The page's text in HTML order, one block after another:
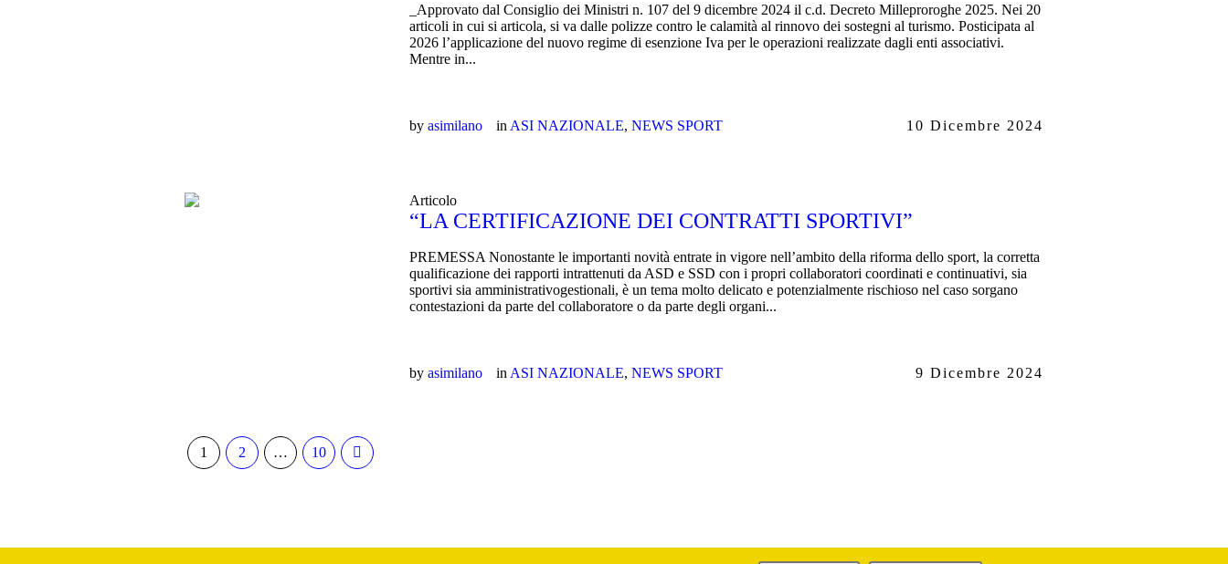
_Approvato dal Consiglio dei Ministri n. 107 del 9 dicembre 2024 il c.d. Decreto Milleproroghe 2025. Nei 20
articoli in cui si articola, si va dalle polizze contro le calamità al rinnovo dei sostegni al turismo. Posticipata al
2026 l’applicazione del nuovo regime di esenzione Iva per le operazioni realizzate dagli enti associativi.
Mentre in...
byasimilano in ASI NAZIONALE,NEWS SPORT 10 Dicembre 2024
Articolo
“LA CERTIFICAZIONE DEI CONTRATTI SPORTIVI”
PREMESSA Nonostante le importanti novità entrate in vigore nell’ambito della riforma dello sport, la corretta
qualificazione dei rapporti intrattenuti da ASD e SSD con i propri collaboratori coordinati e continuativi, sia
sportivi sia amministrativogestionali, è un tema molto delicato e potenzialmente rischioso nel caso sorgano
contestazioni da parte del collaboratore o da parte degli organi...
byasimilano in ASI NAZIONALE,NEWS SPORT 9 Dicembre 2024
1 2 … 10